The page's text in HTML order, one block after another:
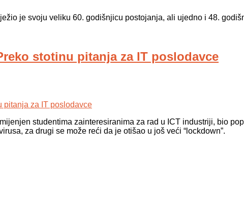
je svoju veliku 60. godišnjicu postojanja, ali ujedno i 48.
stotinu pitanja za IT poslodavce
studentima zainteresiranima za rad u ICT industriji, bio
za drugi se može reći da je otišao u još veći “lockdown”.